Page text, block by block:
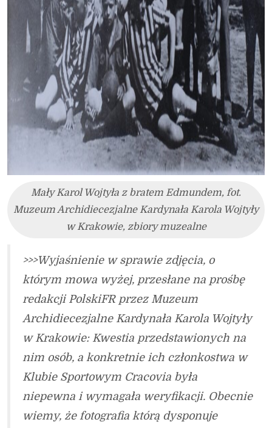
Mały Karol Wojtyła z bratem Edmundem, fot.
Muzeum Archidiecezjalne Kardynała Karola Wojtyły
w Krakowie, zbiory muzealne
>>>Wyjaśnienie w sprawie zdjęcia, o
którym mowa wyżej, przesłane na prośbę
redakcji PolskiFR przez Muzeum
Archidiecezjalne Kardynała Karola Wojtyły
w Krakowie: Kwestia przedstawionych na
nim osób, a konkretnie ich członkostwa w
Klubie Sportowym Cracovia była
niepewna i wymagała weryfikacji. Obecnie
wiemy, że fotografia którą dysponuje